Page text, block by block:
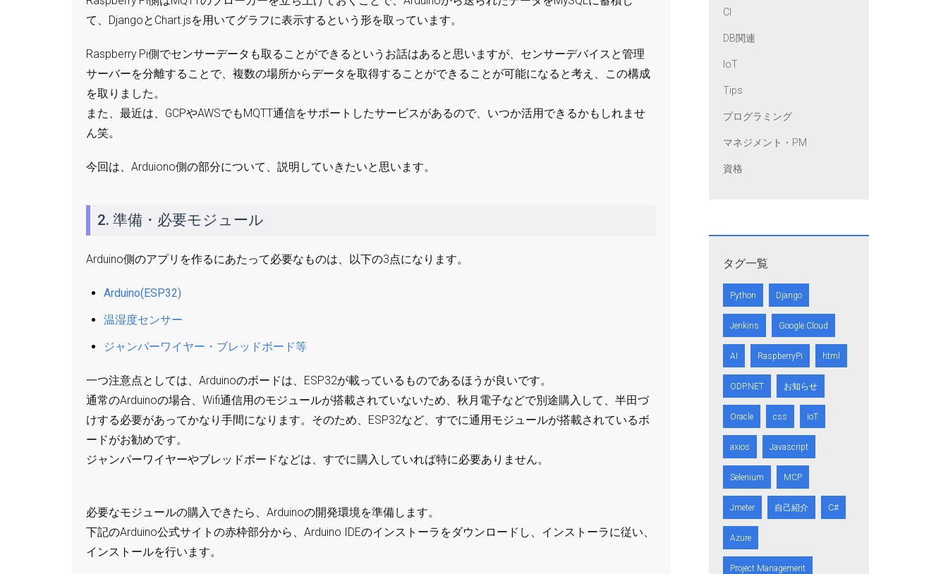
て、DjangoとChart.jsを用いてグラフに表示するという形を取っています。
Raspberry Pi側でセンサーデータも取ることができるというお話はあると思いますが、センサーデバイスと管理
サーバーを分離することで、複数の場所からデータを取得することができることが可能になると考え、この構成
を取りました。
また、最近は、GCPやAWSでもMQTT通信をサポートしたサービスがあるので、いつか活用できるかもしれませ
ん笑。
今回は、Arduiono側の部分について、説明していきたいと思います。
2. 準備・必要モジュール
Arduino側のアプリを作るにあたって必要なものは、以下の3点になります。
Arduino(ESP32)
温湿度センサー
ジャンパーワイヤー・ブレッドボード等
一つ注意点としては、Arduinoのボードは、ESP32が載っているものであるほうが良いです。
通常のArduinoの場合、Wifi通信用のモジュールが搭載されていないため、秋月電子などで別途購入して、半田づ
けする必要があってかなり手間になります。そのため、ESP32など、すでに通用モジュールが搭載されているボ
ードがお勧めです。
ジャンパーワイヤーやブレッドボードなどは、すでに購入していれば特に必要ありません。
必要なモジュールの購入できたら、Arduinoの開発環境を準備します。
下記のArduino公式サイトの赤枠部分から、Arduino IDEのインストーラをダウンロードし、インストーラに従い、
インストールを行います。
CI
DB関連
IoT
Tips
プログラミング
マネジメント・PM
資格
タグ一覧
Python Django
Jenkins Google Cloud
AI RaspberryPi html
ODP.NET お知らせ
Oracle css IoT
axios Javascript
Selenium MCP
Jmeter 自己紹介 C#
Azure
Project Management